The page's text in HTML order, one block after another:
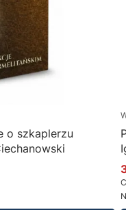
o szkaplerzu